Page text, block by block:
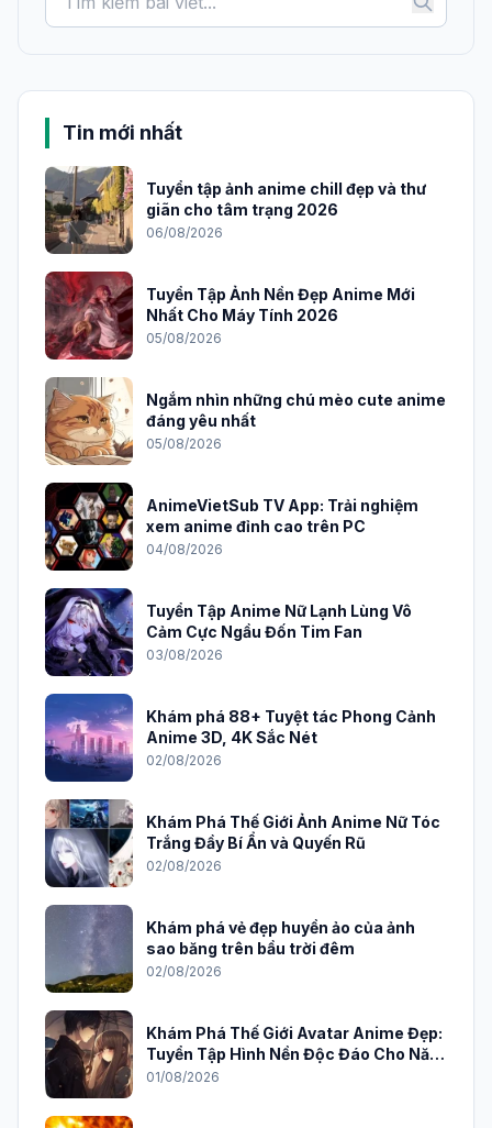
Tin mới nhất
Tuyển tập ảnh anime chill đẹp và thư
giãn cho tâm trạng 2026
06/08/2026
Tuyển Tập Ảnh Nền Đẹp Anime Mới
Nhất Cho Máy Tính 2026
05/08/2026
Ngắm nhìn những chú mèo cute anime
đáng yêu nhất
05/08/2026
AnimeVietSub TV App: Trải nghiệm
xem anime đỉnh cao trên PC
04/08/2026
Tuyển Tập Anime Nữ Lạnh Lùng Vô
Cảm Cực Ngầu Đốn Tim Fan
03/08/2026
Khám phá 88+ Tuyệt tác Phong Cảnh
Anime 3D, 4K Sắc Nét
02/08/2026
Khám Phá Thế Giới Ảnh Anime Nữ Tóc
Trắng Đầy Bí Ẩn và Quyến Rũ
02/08/2026
Khám phá vẻ đẹp huyền ảo của ảnh
sao băng trên bầu trời đêm
02/08/2026
Khám Phá Thế Giới Avatar Anime Đẹp:
Tuyển Tập Hình Nền Độc Đáo Cho Năm
2026
01/08/2026